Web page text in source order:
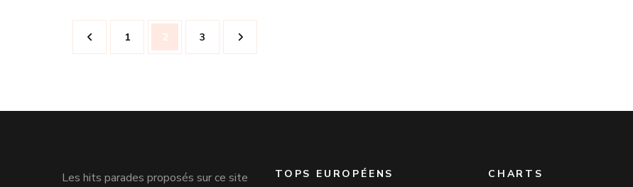
Navigation
des
Page
1 Page
2 Page
3
Les hits parades proposés sur ce site
TOPS EUROPÉENS CHARTS